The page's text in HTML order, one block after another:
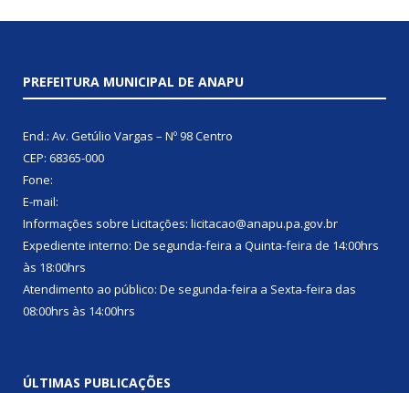
PREFEITURA MUNICIPAL DE ANAPU
End.: Av. Getúlio Vargas – Nº 98 Centro
CEP: 68365-000
Fone:
E-mail:
Informações sobre Licitações: licitacao@anapu.pa.gov.br
Expediente interno: De segunda-feira a Quinta-feira de 14:00hrs
às 18:00hrs
Atendimento ao público: De segunda-feira a Sexta-feira das
08:00hrs às 14:00hrs
ÚLTIMAS PUBLICAÇÕES